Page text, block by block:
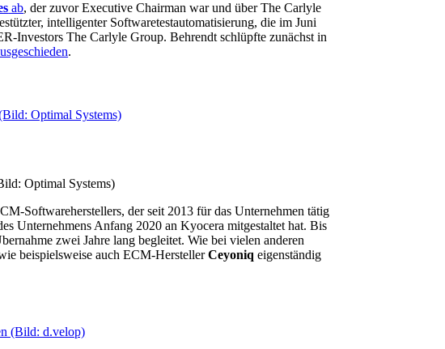
ab, der zuvor Executive Chairman war und über The Carlyle
intelligenter Softwaretestautomatisierung, die im Juni
Investors The Carlyle Group. Behrendt schlüpfte zunächst in
.
Optimal Systems)
Softwareherstellers, der seit 2013 für das Unternehmen tätig
Unternehmens Anfang 2020 an Kyocera mitgestaltet hat. Bis
zwei Jahre lang begleitet. Wie bei vielen anderen
beispielsweise auch ECM-HerstellerCeyoniq eigenständig